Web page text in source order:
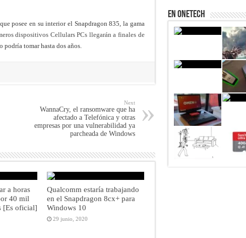
posee en su interior el Snapdragon 835, la gama
dispositivos Cellulars PCs llegarán a finales de
podría tomar hasta dos años.
Next
WannaCry, el ransomware que ha
afectado a Telefónica y otras
empresas por una vulnerabilidad ya
parcheada de Windows
a horas
40 mil
[Es oficial]
Qualcomm estaría trabajando
en el Snapdragon 8cx+ para
Windows 10
29 junio, 2020
En Onetech